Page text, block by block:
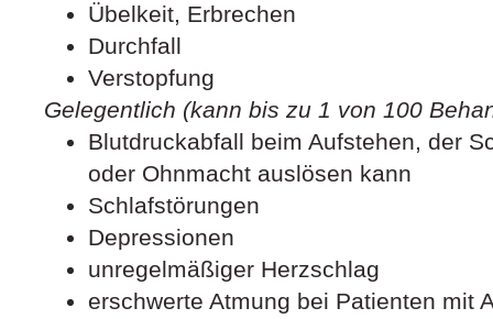
Übelkeit, Erbrechen
Durchfall
Verstopfung
Gelegentlich (kann bis zu 1 von 100
Blutdruckabfall beim Aufstehen, der
oder Ohnmacht auslösen kann
Schlafstörungen
Depressionen
unregelmäßiger Herzschlag
erschwerte Atmung bei Patienten mit